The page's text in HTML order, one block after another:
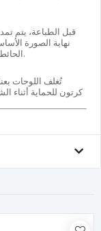
نهاية الصورة
الحائط. تأتي اللوحة مجهزة بجهاز تعليق جاهز لتسهيل تعليقها.
تُغلف اللوحات
كرتون للحماية أثناء